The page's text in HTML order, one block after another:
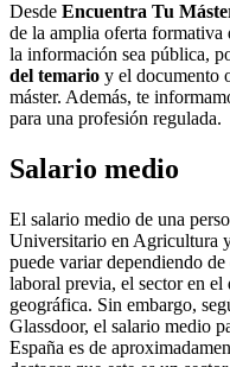
Desde Encuentra Tu
de la amplia oferta formativa
la información sea pública,
del temario y el documento
máster. Además, te
para una profesión regulada.
Salario medio
El salario medio de una
Universitario en Agricultura
puede variar dependiendo
laboral previa, el sector en el
geográfica. Sin embargo,
Glassdoor, el salario medio
España es de